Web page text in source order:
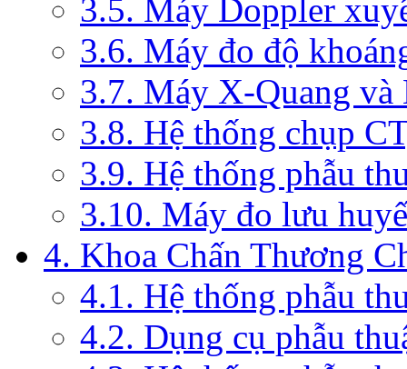
3.5. Máy Doppler
3.6. Máy đo độ
3.7. Máy X-Quang
3.8. Hệ thống chụp
3.9. Hệ thống phẫu
3.10. Máy đo lưu
4. Khoa Chấn Thương
4.1. Hệ thống phẫu
4.2. Dụng cụ phẫu